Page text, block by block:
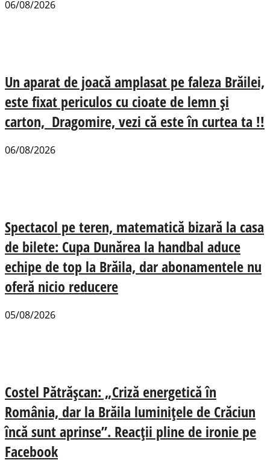
06/08/2026
Un aparat de joacă amplasat pe faleza Brăilei,
este fixat periculos cu cioate de lemn și
carton, Dragomire, vezi că este în curtea ta !!
06/08/2026
Spectacol pe teren, matematică bizară la casa
de bilete: Cupa Dunărea la handbal aduce
echipe de top la Brăila, dar abonamentele nu
oferă nicio reducere
05/08/2026
Costel Pătrășcan: „Criză energetică în
România, dar la Brăila luminițele de Crăciun
încă sunt aprinse”. Reacții pline de ironie pe
Facebook